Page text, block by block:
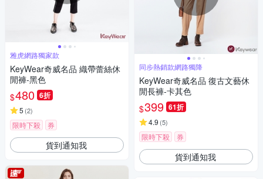
雅虎網路獨家款
KeyWear奇威名品 織帶蕾絲休
閒褲-黑色
$480 6折
5 (2)
限時下殺 券
貨到通知我
同步熱銷款網路獨降
KeyWear奇威名品 復古文藝休
閒長褲-卡其色
$399 61折
4.9 (5)
限時下殺 券
貨到通知我